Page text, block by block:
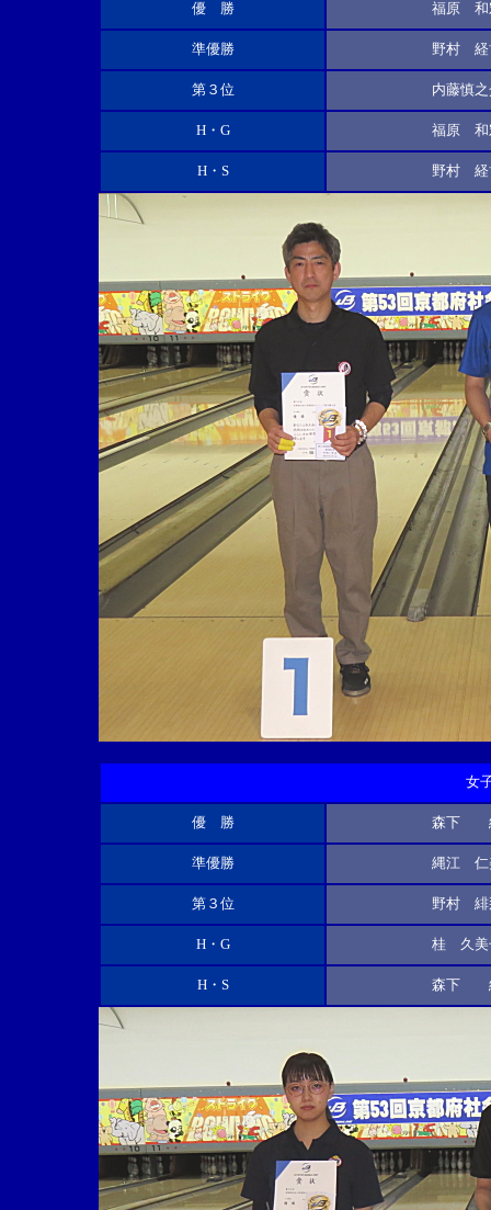
優 勝 福原 和
準優勝 野村 経
第３位 内藤慎
H・G 福原 和
H・S 野村 経
女
優 勝 森下
準優勝 縄江 仁
第３位 野村 緋
H・G 桂 久美
H・S 森下